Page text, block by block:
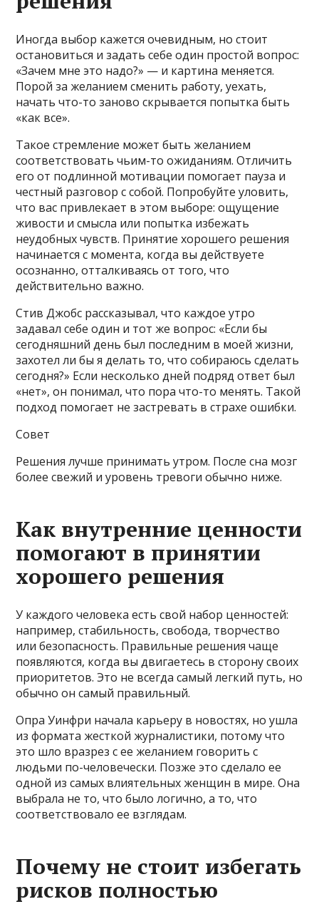
Иногда выбор кажется очевидным, но стоит
остановиться и задать себе один простой вопрос:
«Зачем мне это надо?» — и картина меняется.
Порой за желанием сменить работу, уехать,
начать что-то заново скрывается попытка быть
«как все».
Такое стремление может быть желанием
соответствовать чьим-то ожиданиям. Отличить
его от подлинной мотивации помогает пауза и
честный разговор с собой. Попробуйте уловить,
что вас привлекает в этом выборе: ощущение
живости и смысла или попытка избежать
неудобных чувств. Принятие хорошего решения
начинается с момента, когда вы действуете
осознанно, отталкиваясь от того, что
действительно важно.
Стив Джобс рассказывал, что каждое утро
задавал себе один и тот же вопрос: «Если бы
сегодняшний день был последним в моей жизни,
захотел ли бы я делать то, что собираюсь сделать
сегодня?» Если несколько дней подряд ответ был
«нет», он понимал, что пора что-то менять. Такой
подход помогает не застревать в страхе ошибки.
Совет
Решения лучше принимать утром. После сна мозг
более свежий и уровень тревоги обычно ниже.
Как внутренние ценности
помогают в принятии
хорошего решения
У каждого человека есть свой набор ценностей:
например, стабильность, свобода, творчество
или безопасность. Правильные решения чаще
появляются, когда вы двигаетесь в сторону своих
приоритетов. Это не всегда самый легкий путь, но
обычно он самый правильный.
Опра Уинфри начала карьеру в новостях, но ушла
из формата жесткой журналистики, потому что
это шло вразрез с ее желанием говорить с
людьми по-человечески. Позже это сделало ее
одной из самых влиятельных женщин в мире. Она
выбрала не то, что было логично, а то, что
соответствовало ее взглядам.
Почему не стоит избегать
рисков полностью